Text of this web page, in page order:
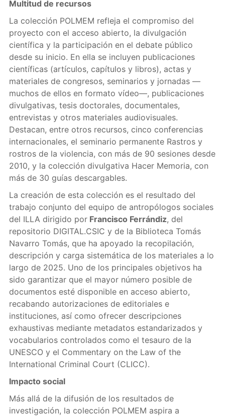
Multitud de recursos
La colección POLMEM refleja el compromiso del
proyecto con el acceso abierto, la divulgación
científica y la participación en el debate público
desde su inicio. En ella se incluyen publicaciones
científicas (artículos, capítulos y libros), actas y
materiales de congresos, seminarios y jornadas —
muchos de ellos en formato vídeo—, publicaciones
divulgativas, tesis doctorales, documentales,
entrevistas y otros materiales audiovisuales.
Destacan, entre otros recursos, cinco conferencias
internacionales, el seminario permanente Rastros y
rostros de la violencia, con más de 90 sesiones desde
2010, y la colección divulgativa Hacer Memoria, con
más de 30 guías descargables.
La creación de esta colección es el resultado del
trabajo conjunto del equipo de antropólogos sociales
del ILLA dirigido porFrancisco Ferrándiz, del
repositorio DIGITAL.CSIC y de la Biblioteca Tomás
Navarro Tomás, que ha apoyado la recopilación,
descripción y carga sistemática de los materiales a lo
largo de 2025. Uno de los principales objetivos ha
sido garantizar que el mayor número posible de
documentos esté disponible en acceso abierto,
recabando autorizaciones de editoriales e
instituciones, así como ofrecer descripciones
exhaustivas mediante metadatos estandarizados y
vocabularios controlados como el tesauro de la
UNESCO y el Commentary on the Law of the
International Criminal Court (CLICC).
Impacto social
Más allá de la difusión de los resultados de
investigación, la colección POLMEM aspira a